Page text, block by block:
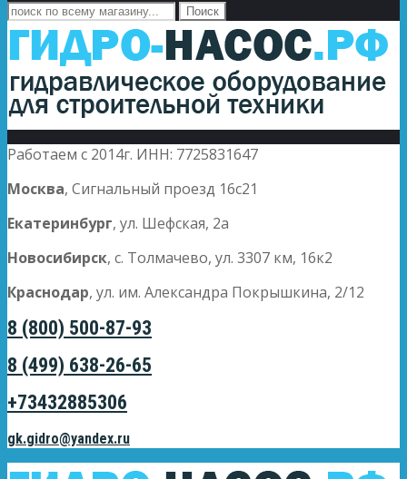
Работаем с 2014г. ИНН: 7725831647
Москва, Сигнальный проезд 16с21
Екатеринбург, ул. Шефская, 2а
Новосибирск, с. Толмачево, ул. 3307 км, 16к2
Краснодар, ул. им. Александра Покрышкина, 2/12
8 (800) 500-87-93
8 (499) 638-26-65
+73432885306
gk.gidro@yandex.ru